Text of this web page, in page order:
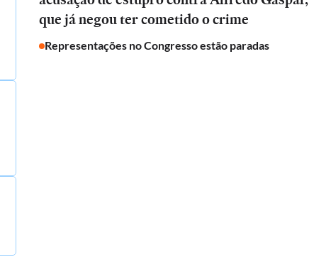
que já negou ter cometido o crime
Representações no Congresso estão paradas